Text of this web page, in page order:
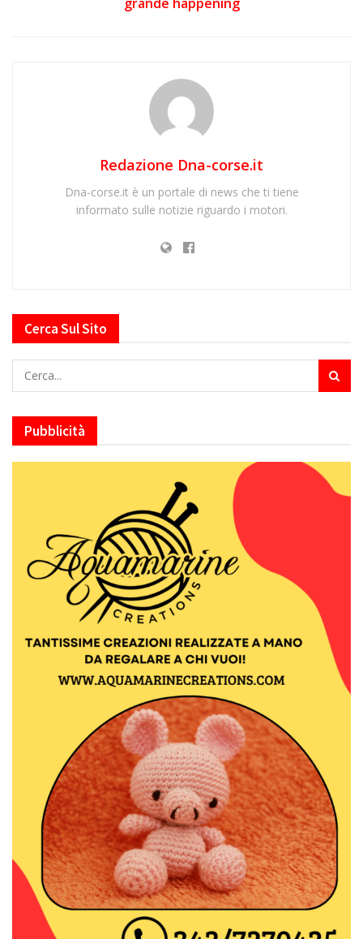
Redazione Dna-corse.it
Dna-corse.it è un portale di news che ti tiene
informato sulle notizie riguardo i motori.
Cerca Sul Sito
Pubblicità